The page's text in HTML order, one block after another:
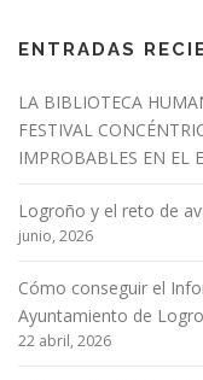
ENTRADAS
LA BIBLIOTECA
FESTIVAL
IMPROBABLES EN EL
Logroño y el reto de
junio, 2026
Cómo conseguir el
Ayuntamiento de
22 abril, 2026